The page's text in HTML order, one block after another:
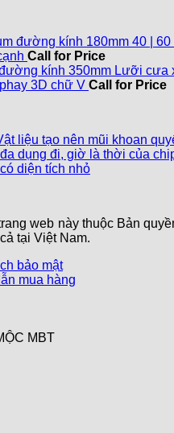
Call for Price
Lưỡi cưa
3D chữ V Call for Price
liệu tạo nên mũi khoan
dụng đi, giờ là thời của
diện tích nhỏKhông
ở
Thiết
web này thuộc Bản
tại Việt Nam.
bảo mật
mua hàng
MBT